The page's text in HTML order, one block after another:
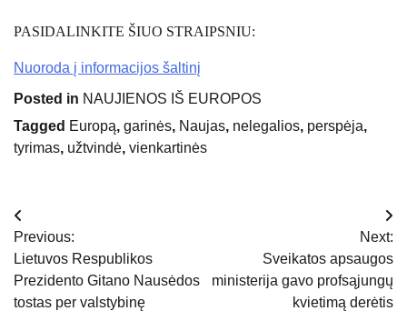
PASIDALINKITE ŠIUO STRAIPSNIU:
Nuoroda į informacijos šaltinį
Posted in NAUJIENOS IŠ EUROPOS
Tagged Europą, garinės, Naujas, nelegalios, perspėja,
tyrimas, užtvindė, vienkartinės
Navigacija
tarp
įrašų
Previous:
Lietuvos Respublikos
Prezidento Gitano Nausėdos
tostas per valstybinę
Next:
Sveikatos apsaugos
ministerija gavo profsąjungų
kvietimą derėtis